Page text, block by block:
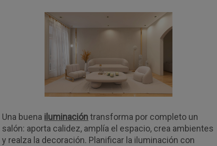
Una buena iluminacióntransforma por completo un
salón: aporta calidez, amplía el espacio, crea ambientes
y realza la decoración. Planificar la iluminación con